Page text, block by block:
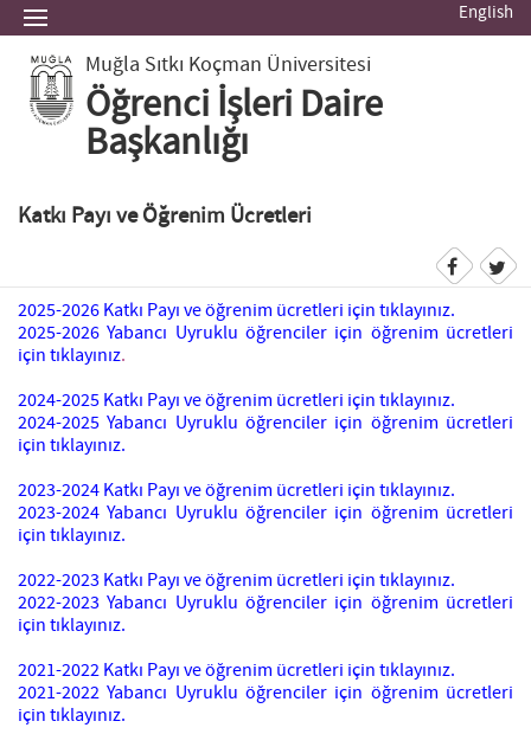
English
Muğla Sıtkı Koçman Üniversitesi
Öğrenci İşleri Daire
Başkanlığı
Katkı Payı ve Öğrenim Ücretleri
2025-2026 Katkı Payı ve öğrenim ücretleri için tıklayınız.
2025-2026 Yabancı Uyruklu öğrenciler için öğrenim ücretleri
için tıklayınız.
2024-2025 Katkı Payı ve öğrenim ücretleri için tıklayınız.
2024-2025 Yabancı Uyruklu öğrenciler için öğrenim ücretleri
için tıklayınız.
2023-2024 Katkı Payı ve öğrenim ücretleri için tıklayınız.
2023-2024 Yabancı Uyruklu öğrenciler için öğrenim ücretleri
için tıklayınız.
2022-2023 Katkı Payı ve öğrenim ücretleri için tıklayınız.
2022-2023 Yabancı Uyruklu öğrenciler için öğrenim ücretleri
için tıklayınız.
2021-2022 Katkı Payı ve öğrenim ücretleri için tıklayınız.
2021-2022 Yabancı Uyruklu öğrenciler için öğrenim ücretleri
için tıklayınız.